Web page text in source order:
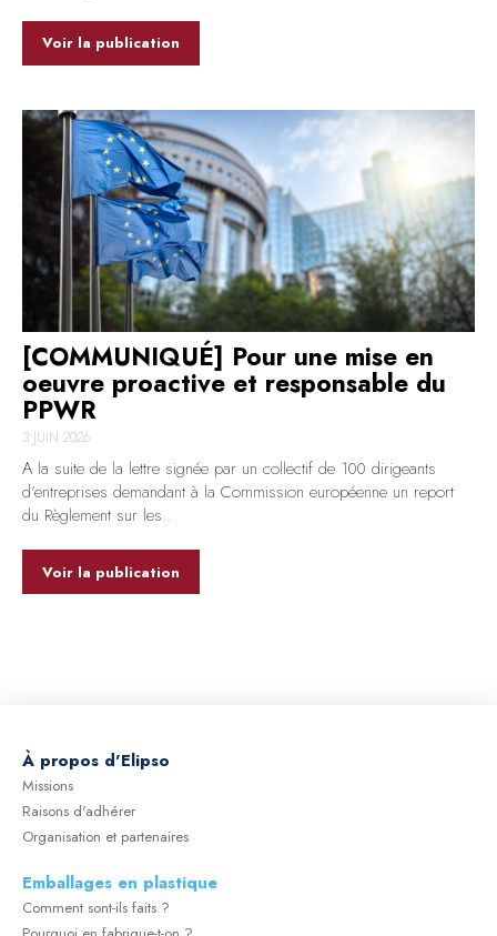
Voir la publication
[COMMUNIQUÉ] Pour une mise en
oeuvre proactive et responsable du
PPWR
3 JUIN 2026
A la suite de la lettre signée par un collectif de 100 dirigeants
d’entreprises demandant à la Commission européenne un report
du Règlement sur les..
Voir la publication
À propos d'Elipso
Missions
Raisons d'adhérer
Organisation et partenaires
Emballages en plastique
Comment sont-ils faits ?